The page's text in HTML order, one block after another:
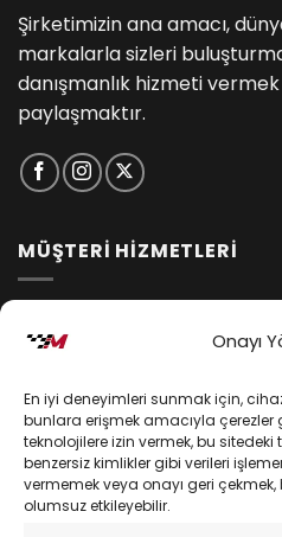
Onayı
En iyi deneyimleri sunmak için,
bunlara erişmek amacıyla çerezler
teknolojilere izin vermek, bu
benzersiz kimlikler gibi verileri
vermemek veya onayı geri çekmek,
olumsuz etkileyebilir.
Şirketimizin ana amacı,
markalarla sizleri
danışmanlık hizmeti
paylaşmaktır.
MÜŞTERİ HİZMETLERİ
Kişisel Verilerin Korunması
Mesafeli Satış Sözleşmesi